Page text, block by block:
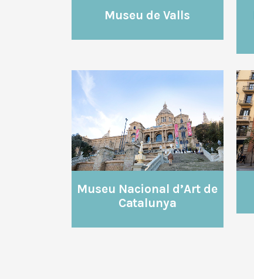
Museu de Valls
VEURE
Museu Nacional d’Art de
Catalunya